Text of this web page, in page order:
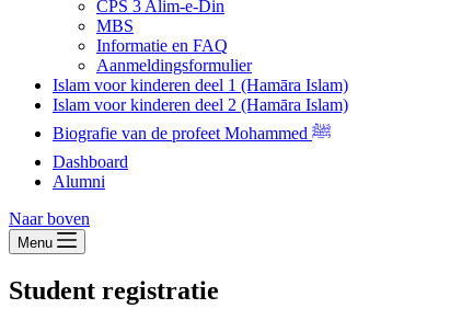
CPS 3 Alim-e-Din
MBS
Informatie en FAQ
Aanmeldingsformulier
Islam voor kinderen deel 1 (Hamāra Islam)
Islam voor kinderen deel 2 (Hamāra Islam)
Biografie van de profeet Mohammed ﷺ
Dashboard
Alumni
Naar boven
Menu
Student registratie